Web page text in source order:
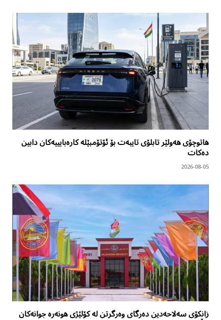
هاتوچۆی هەولێر تابلۆی تایبەت بۆ ئۆتۆمبێلە کارەبایییەکان دابین
دەکات
2026-08-05
زانکۆی سەلاحەدین دەرگای وەرگرتن لە کۆلێژی هونەرە جوانەکان